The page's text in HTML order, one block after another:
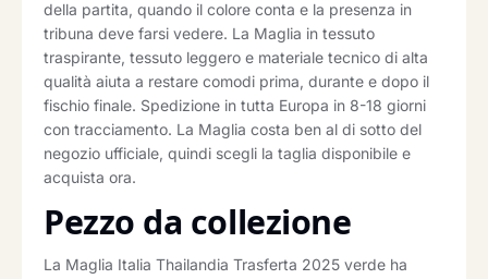
della partita, quando il colore conta e la presenza in
tribuna deve farsi vedere. La Maglia in tessuto
traspirante, tessuto leggero e materiale tecnico di alta
qualità aiuta a restare comodi prima, durante e dopo il
fischio finale. Spedizione in tutta Europa in 8-18 giorni
con tracciamento. La Maglia costa ben al di sotto del
negozio ufficiale, quindi scegli la taglia disponibile e
acquista ora.
Pezzo da collezione
La Maglia Italia Thailandia Trasferta 2025 verde ha